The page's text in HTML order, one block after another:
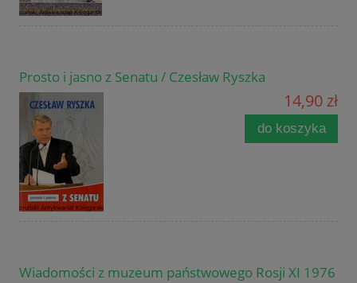
Prosto i jasno z Senatu / Czesław Ryszka
14,90 zł
do koszyka
Wiadomości z muzeum państwowego Rosji XI 1976